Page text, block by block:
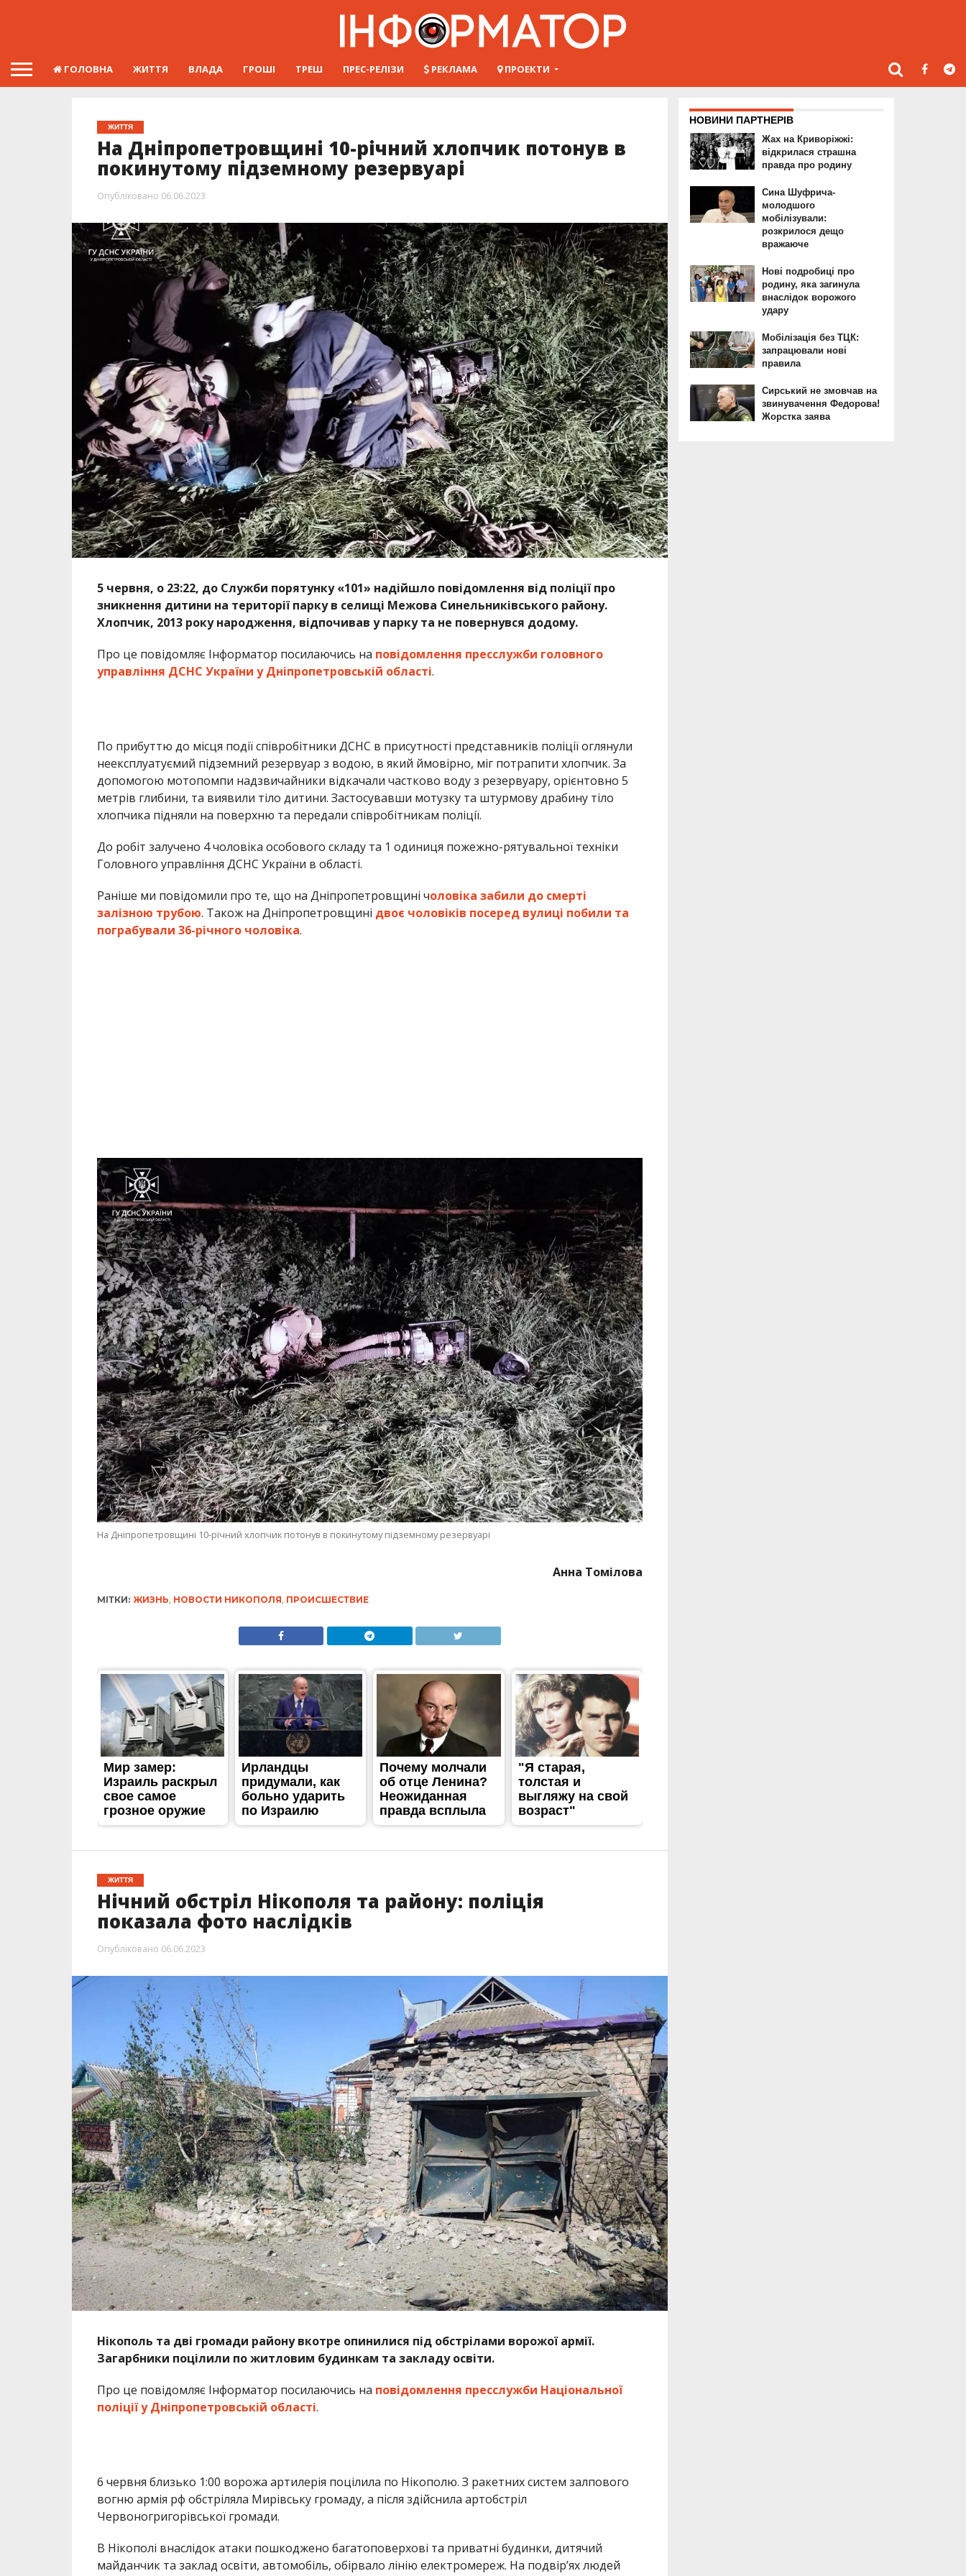
ГОЛОВНА ЖИТТЯ ВЛАДА ГРОШІ ТРЕШ ПРЕС-РЕЛІЗИ РЕКЛАМА ПРОЕКТИ
ЖИТТЯ
На Дніпропетровщині 10-річний хлопчик потонув в
покинутому підземному резервуарі
Опубліковано 06.06.2023
5 червня, о 23:22, до Служби порятунку «101» надійшло повідомлення від поліції про
зникнення дитини на території парку в селищі Межова Синельниківського району.
Хлопчик, 2013 року народження, відпочивав у парку та не повернувся додому.
Про це повідомляє Інформатор посилаючись на повідомлення пресслужби головного
управління ДСНС України у Дніпропетровській області.
По прибуттю до місця події співробітники ДСНС в присутності представників поліції оглянули
неексплуатуємий підземний резервуар з водою, в який ймовірно, міг потрапити хлопчик. За
допомогою мотопомпи надзвичайники відкачали частково воду з резервуару, орієнтовно 5
метрів глибини, та виявили тіло дитини. Застосувавши мотузку та штурмову драбину тіло
хлопчика підняли на поверхню та передали співробітникам поліції.
До робіт залучено 4 чоловіка особового складу та 1 одиниця пожежно-рятувальної техніки
Головного управління ДСНС України в області.
Раніше ми повідомили про те, що на Дніпропетровщині чоловіка забили до смерті
залізною трубою. Також на Дніпропетровщині двоє чоловіків посеред вулиці побили та
пограбували 36-річного чоловіка.
На Дніпропетровщині 10-річний хлопчик потонув в покинутому підземному резервуарі
Анна Томілова
МІТКИ: ЖИЗНЬ,НОВОСТИ НИКОПОЛЯ,ПРОИСШЕСТВИЕ
ЖИТТЯ
Нічний обстріл Нікополя та району: поліція
показала фото наслідків
Опубліковано06.06.2023
Нікополь та дві громади району вкотре опинилися під обстрілами ворожої армії.
Загарбники поцілили по житловим будинкам та закладу освіти.
Про це повідомляє Інформатор посилаючись наповідомлення пресслужби Національної
поліції у Дніпропетровській області.
6 червня близько 1:00 ворожа артилерія поцілила по Нікополю. З ракетних систем залпового
вогню армія рф обстріляла Мирівську громаду, а після здійснила артобстріл
Червоногригорівської громади.
В Нікополі внаслідок атаки пошкоджено багатоповерхові та приватні будинки, дитячий
майданчик та заклад освіти, автомобіль, обірвало лінію електромереж. На подвір’ях людей
В громадах, на щастя, минулося без руйнувань та потерпілих. Збір речових доказів